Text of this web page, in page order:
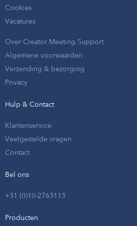
Cookies
Vacatures
Over Creator Meeting Support
Algemene voorwaarden
Verzending & bezorging
Privacy
Hulp & Contact
Klantenservice
Veelgestelde vragen
Contact
Bel ons
+31 (0)10-2763113
Producten